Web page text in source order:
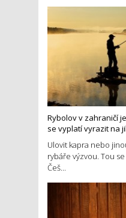
Rybolov v zahraničí
se vyplatí vyrazit na
Ulovit kapra nebo
rybáře výzvou. Tou
Češ...